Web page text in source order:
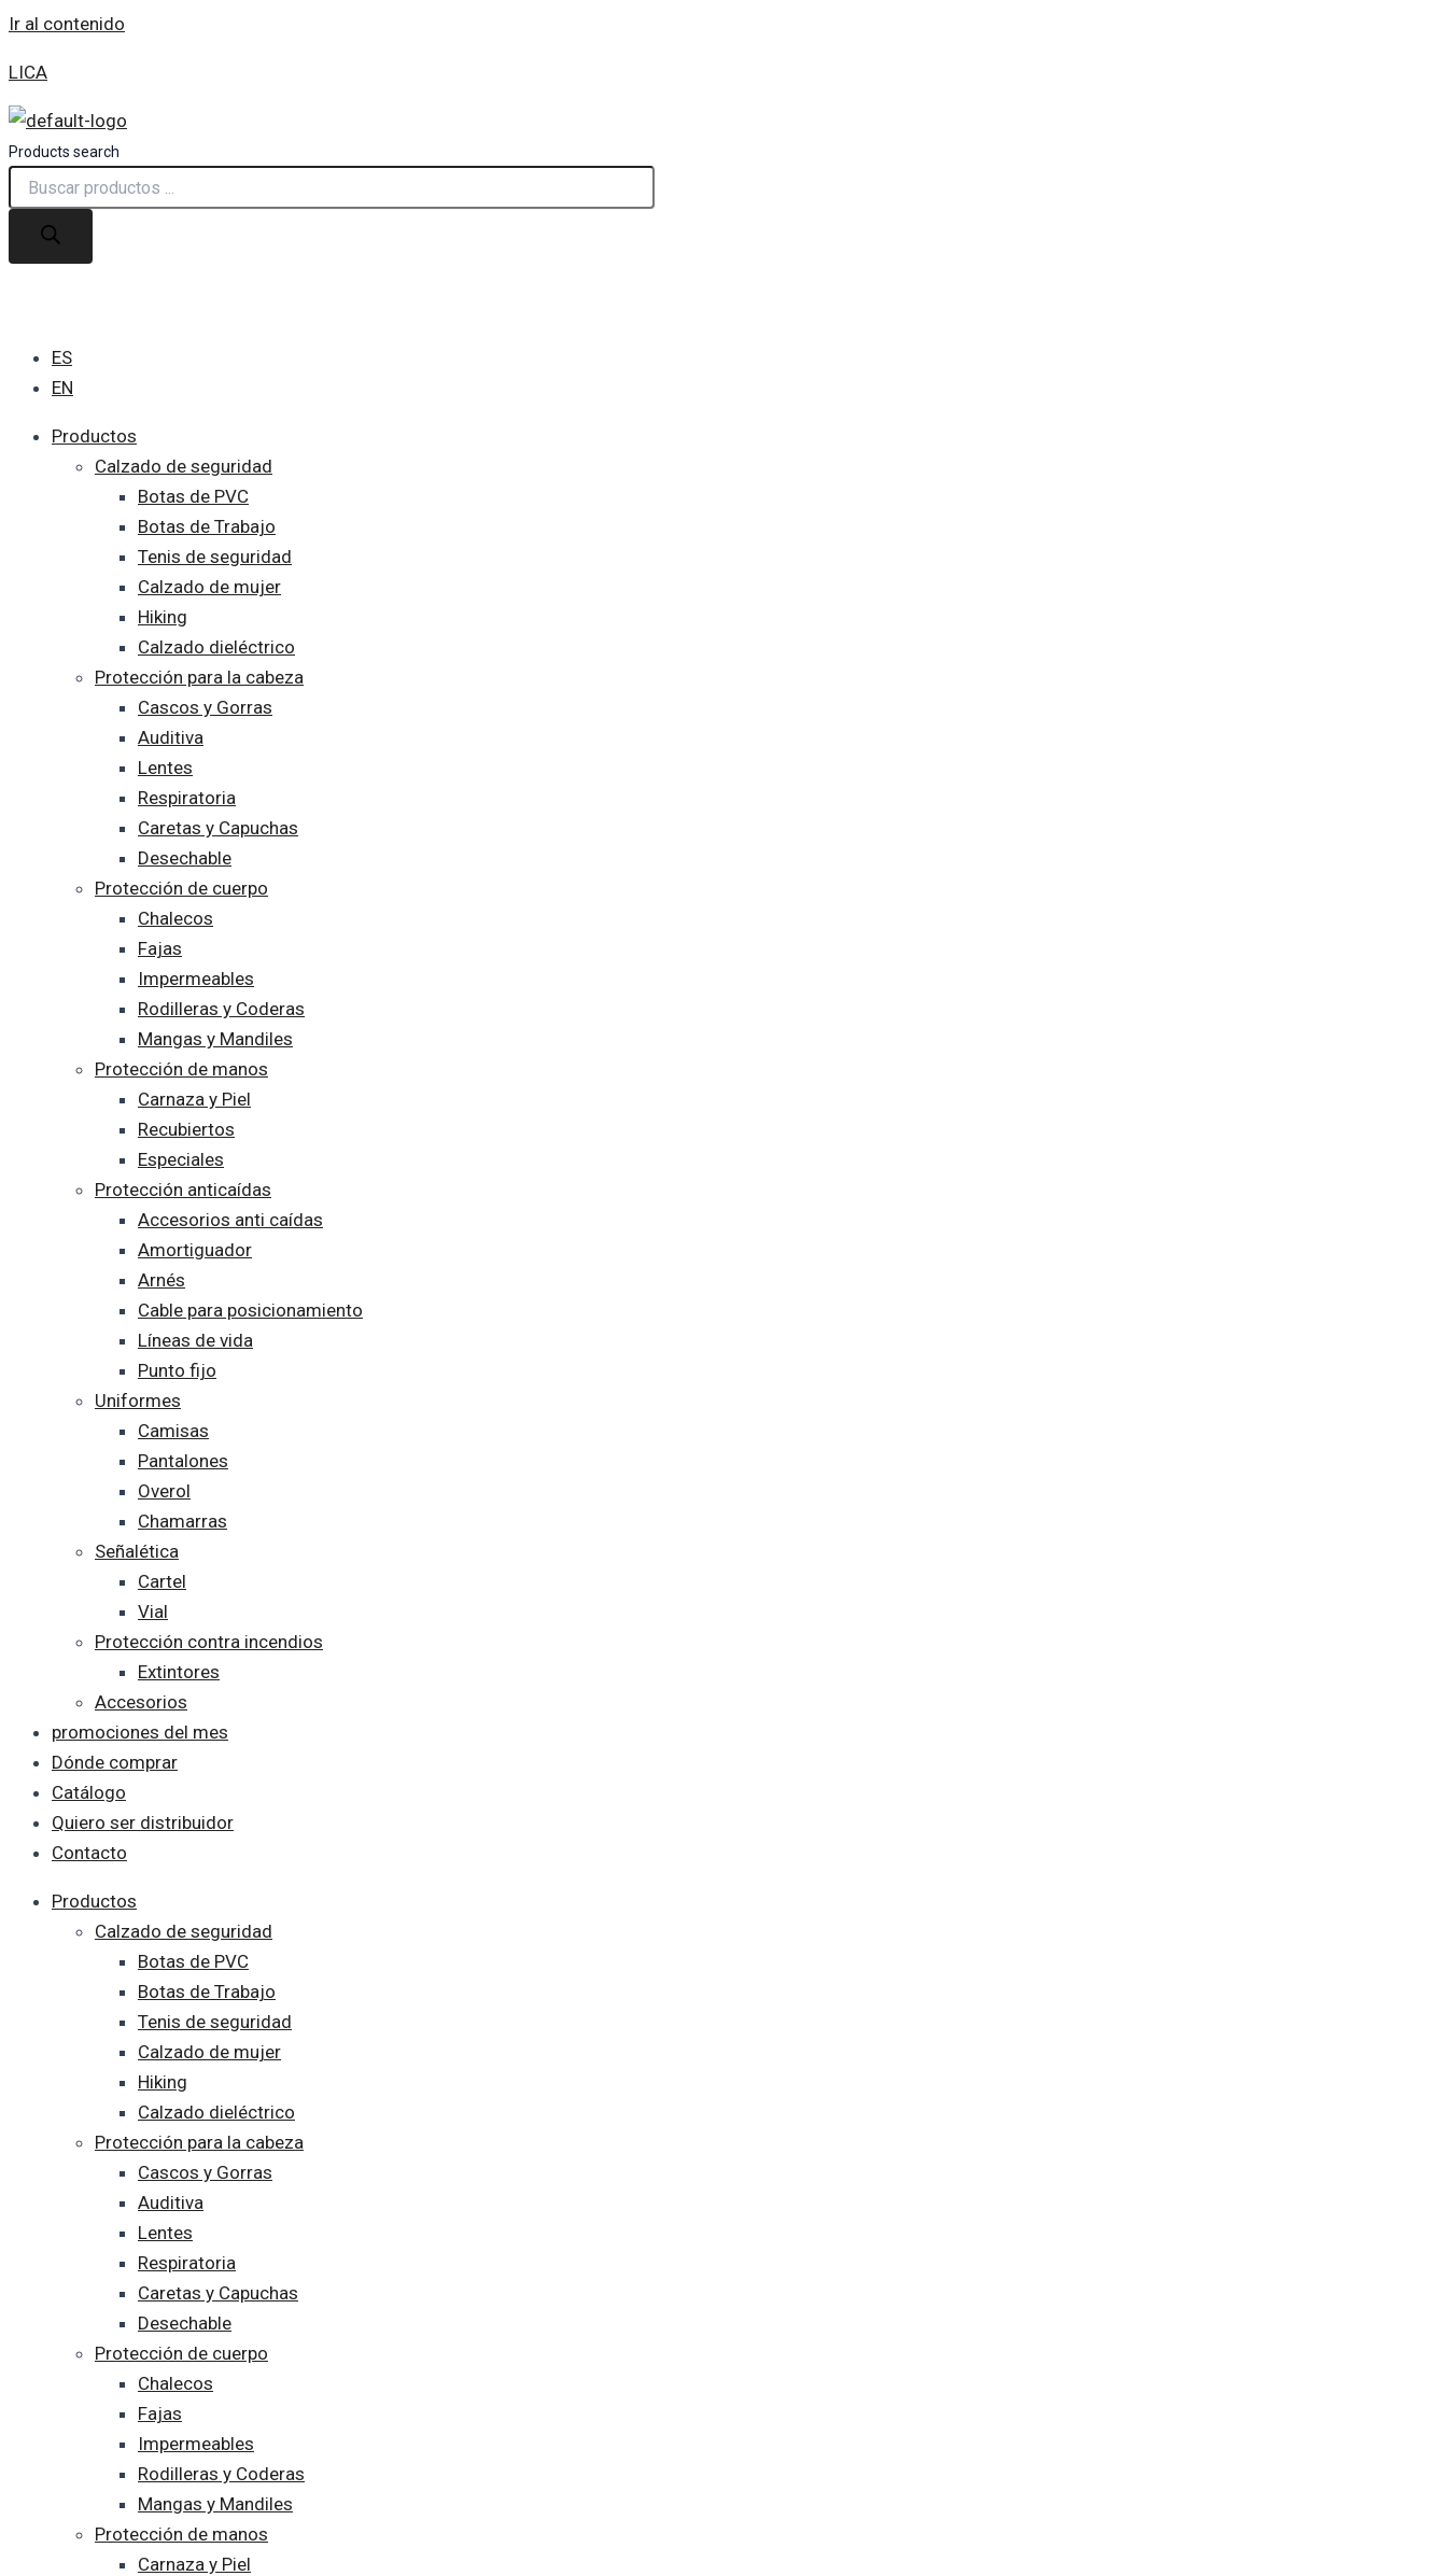
Ir al contenido
LICA
Products search
ES
EN
Productos
Calzado de seguridad
Botas de PVC
Botas de Trabajo
Tenis de seguridad
Calzado de mujer
Hiking
Calzado dieléctrico
Protección para la cabeza
Cascos y Gorras
Auditiva
Lentes
Respiratoria
Caretas y Capuchas
Desechable
Protección de cuerpo
Chalecos
Fajas
Impermeables
Rodilleras y Coderas
Mangas y Mandiles
Protección de manos
Carnaza y Piel
Recubiertos
Especiales
Protección anticaídas
Accesorios anti caídas
Amortiguador
Arnés
Cable para posicionamiento
Líneas de vida
Punto fijo
Uniformes
Camisas
Pantalones
Overol
Chamarras
Señalética
Cartel
Vial
Protección contra incendios
Extintores
Accesorios
promociones del mes
Dónde comprar
Catálogo
Quiero ser distribuidor
Contacto
Productos
Calzado de seguridad
Botas de PVC
Botas de Trabajo
Tenis de seguridad
Calzado de mujer
Hiking
Calzado dieléctrico
Protección para la cabeza
Cascos y Gorras
Auditiva
Lentes
Respiratoria
Caretas y Capuchas
Desechable
Protección de cuerpo
Chalecos
Fajas
Impermeables
Rodilleras y Coderas
Mangas y Mandiles
Protección de manos
Carnaza y Piel